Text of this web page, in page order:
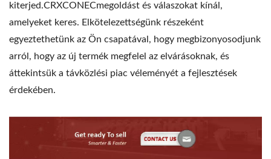
kiterjed.CRXCONECmegoldást és válaszokat kínál,
amelyeket keres. Elkötelezettségünk részeként
egyeztethetünk az Ön csapatával, hogy megbizonyosodjunk
arról, hogy az új termék megfelel az elvárásoknak, és
áttekintsük a távközlési piac véleményét a fejlesztések
érdekében.